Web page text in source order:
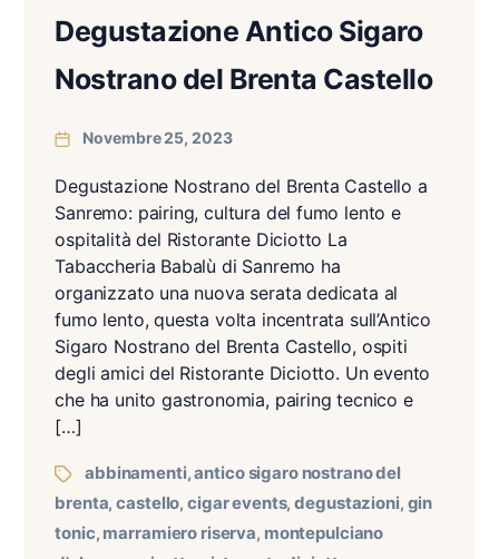
Degustazione Antico Sigaro
Nostrano del Brenta Castello
Novembre 25, 2023
Degustazione Nostrano del Brenta Castello a
Sanremo: pairing, cultura del fumo lento e
ospitalità del Ristorante Diciotto La
Tabaccheria Babalù di Sanremo ha
organizzato una nuova serata dedicata al
fumo lento, questa volta incentrata sull’Antico
Sigaro Nostrano del Brenta Castello, ospiti
degli amici del Ristorante Diciotto. Un evento
che ha unito gastronomia, pairing tecnico e
[…]
abbinamenti,antico sigaro nostrano del
brenta,castello,cigar events,degustazioni, gin
tonic, marramiero riserva, montepulciano